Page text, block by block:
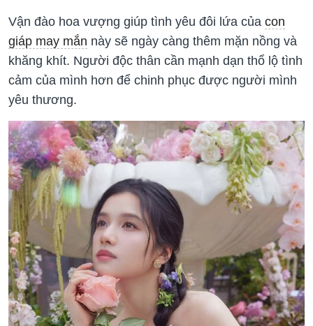
Vận đào hoa vượng giúp tình yêu đôi lứa của con
giáp may mắn này sẽ ngày càng thêm mặn nồng và
khăng khít. Người độc thân cần mạnh dạn thổ lộ tình
cảm của mình hơn để chinh phục được người mình
yêu thương.